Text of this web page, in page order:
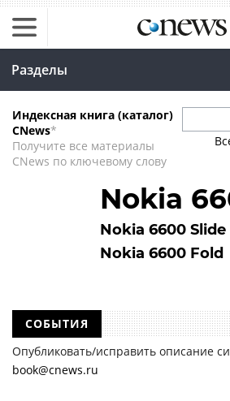
Разделы
Индексная книга (каталог)
CNews*
Получите все материалы
CNews по ключевому слову
Nokia
Nokia 6600 Slide
Nokia 6600 Fold
СОБЫТИЯ
Опубликовать/исправить описание
book@cnews.ru